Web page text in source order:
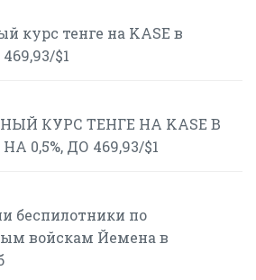
курс тенге на KASE в
$1
КУРС ТЕНГЕ НА KASE В
0,5%, ДО 469,93/$1
беспилотники по
войскам Йемена в